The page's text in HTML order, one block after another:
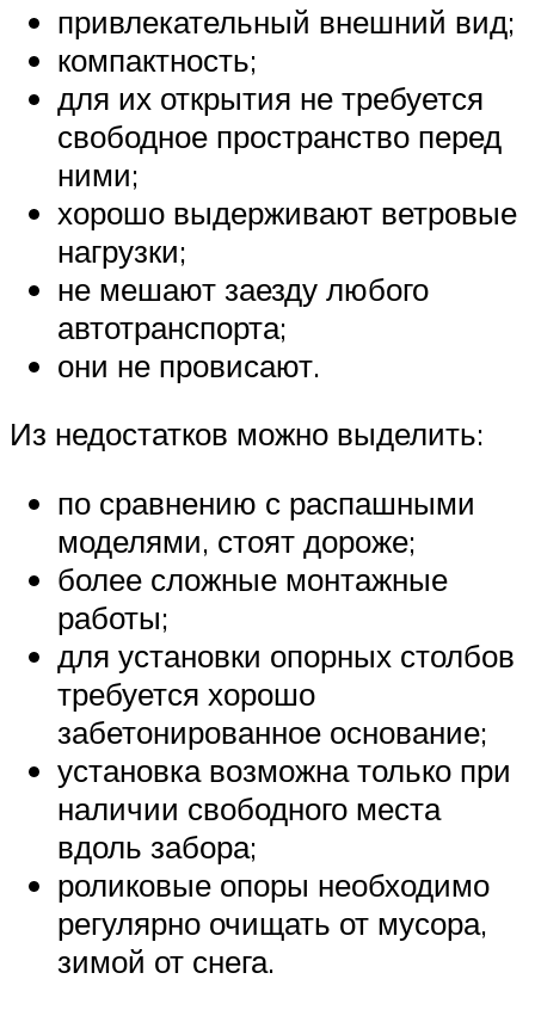
привлекательный внешний вид;
компактность;
для их открытия не требуется
свободное пространство перед
ними;
хорошо выдерживают ветровые
нагрузки;
не мешают заезду любого
автотранспорта;
они не провисают.
Из недостатков можно выделить:
по сравнению с распашными
моделями, стоят дороже;
более сложные монтажные
работы;
для установки опорных столбов
требуется хорошо
забетонированное основание;
установка возможна только при
наличии свободного места
вдоль забора;
роликовые опоры необходимо
регулярно очищать от мусора,
зимой от снега.